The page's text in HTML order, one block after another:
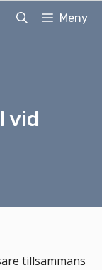
Meny
vid
tillsammans